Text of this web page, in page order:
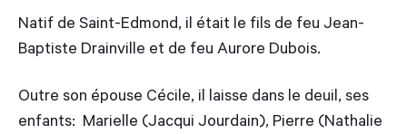
Natif de Saint-Edmond, il était le fils de feu Jean-
Baptiste Drainville et de feu Aurore Dubois.
Outre son épouse Cécile, il laisse dans le deuil, ses
enfants: Marielle (Jacqui Jourdain), Pierre (Nathalie